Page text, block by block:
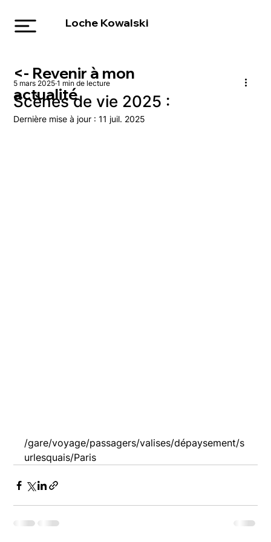
Loche Kowalski
Scènes de vie 2025 :
5 mars 2025 1 min de lecture
Dernière mise à jour :11 juil. 2025
/gare/voyage/passagers/valises/dépaysement/s
urlesquais/Paris
<- Revenir à mon
actualité